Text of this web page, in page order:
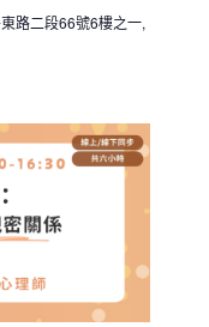
路二段66號6樓之一,